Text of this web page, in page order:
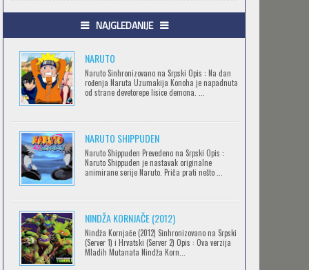
.HACK//GIFT
Feb 12 2023 |Gledaj »
.HACK//LIMINALITY
SOVA I EKIPA
Feb 12 2023 |Gledaj »
BLOODIVORES
Feb 12 2023 |Gledaj »
NAJGLEDANIJE
NARUTO
Naruto Sinhronizovano na Srpski Opis : Na dan
rođenja Naruta Uzumakija Konoha je napadnuta
od strane devetorepe lisice demona. ...
NARUTO SHIPPUDEN
Naruto Shippuden Prevedeno na Srpski Opis :
Naruto Shippuden je nastavak originalne
animirane serije Naruto. Priča prati nešto ...
NINDŽA KORNJAČE (2012)
Nindža Kornjače (2012) Sinhronizovano na Srpski
(Server 1) i Hrvatski (Server 2) Opis : Ova verzija
Mladih Mutanata Nindža Korn...